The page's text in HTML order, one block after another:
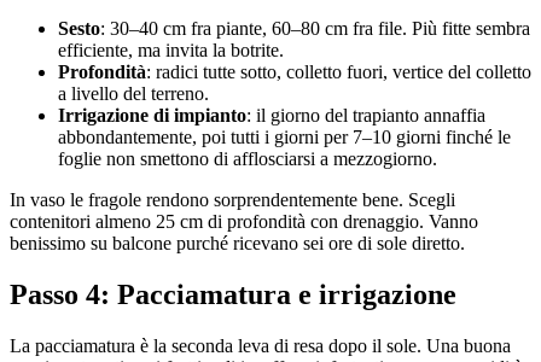
Sesto: 30–40 cm fra piante, 60–80 cm fra file. Più fitte sembra
efficiente, ma invita la botrite.
Profondità: radici tutte sotto, colletto fuori, vertice del colletto
a livello del terreno.
Irrigazione di impianto: il giorno del trapianto annaffia
abbondantemente, poi tutti i giorni per 7–10 giorni finché le
foglie non smettono di afflosciarsi a mezzogiorno.
In vaso le fragole rendono sorprendentemente bene. Scegli
contenitori almeno 25 cm di profondità con drenaggio. Vanno
benissimo su balcone purché ricevano sei ore di sole diretto.
Passo 4: Pacciamatura e irrigazione
La pacciamatura è la seconda leva di resa dopo il sole. Una buona